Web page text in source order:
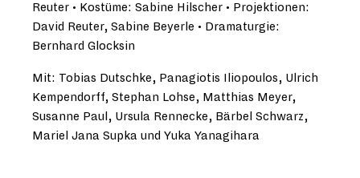
Reuter • Kostüme: Sabine Hilscher • Projektionen:
David Reuter, Sabine Beyerle • Dramaturgie:
Bernhard Glocksin
Mit: Tobias Dutschke, Panagiotis Iliopoulos, Ulrich
Kempendorff, Stephan Lohse, Matthias Meyer,
Susanne Paul, Ursula Rennecke, Bärbel Schwarz,
Mariel Jana Supka und Yuka Yanagihara